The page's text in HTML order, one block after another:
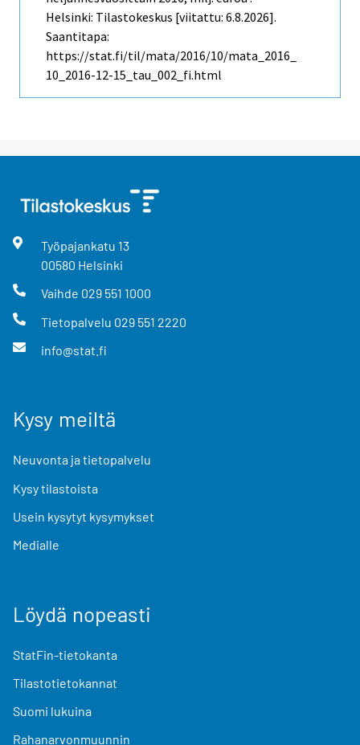
Helsinki: Tilastokeskus [viitattu: 6.8.2026].
Saantitapa:
https://stat.fi/til/mata/2016/10/mata_2016_
10_2016-12-15_tau_002_fi.html
Työpajankatu 13
00580 Helsinki
Vaihde 029 551 1000
Tietopalvelu 029 551 2220
info@stat.fi
Kysy meiltä
Neuvonta ja tietopalvelu
Kysy tilastoista
Usein kysytyt kysymykset
Medialle
Löydä nopeasti
StatFin-tietokanta
Tilastotietokannat
Suomi lukuina
Rahanarvonmuunnin